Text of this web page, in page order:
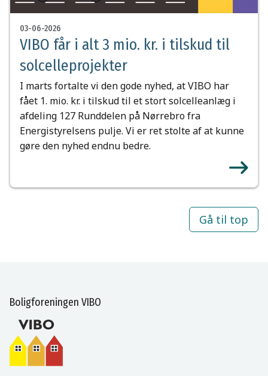
03-06-2026
VIBO får i alt 3 mio. kr. i tilskud til
solcelleprojekter
I marts fortalte vi den gode nyhed, at VIBO har
fået 1. mio. kr. i tilskud til et stort solcelleanlæg i
afdeling 127 Runddelen på Nørrebro fra
Energistyrelsens pulje. Vi er ret stolte af at kunne
gøre den nyhed endnu bedre.
Gå til top
Boligforeningen VIBO